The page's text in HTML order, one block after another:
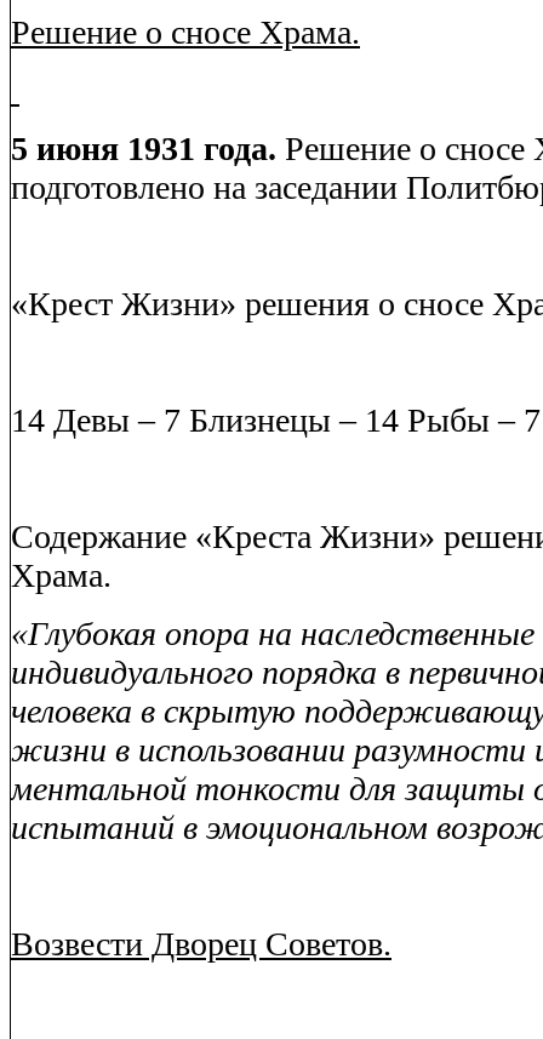
Решение о сносе Храма.
5 июня 1931 года. Решение о сносе
подготовлено на заседании
«Крест Жизни» решения о сносе
14 Девы – 7 Близнецы – 14 Рыбы –
Содержание «Креста Жизни»
Храма.
«Глубокая опора на наследственные
индивидуального порядка в
человека в скрытую
жизни в использовании разумности
ментальной тонкости для защиты
испытаний в эмоциональном
Возвести Дворец Советов.